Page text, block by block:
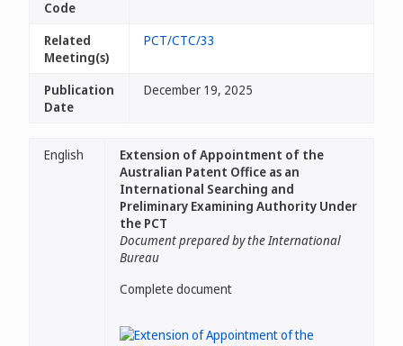
Code
Related
Meeting(s)
PCT/CTC/33
Publication
Date
December 19, 2025
English
Extension of Appointment of the
Australian Patent Office as an
International Searching and
Preliminary Examining Authority Under
the PCT
Document prepared by the International
Bureau
Complete document